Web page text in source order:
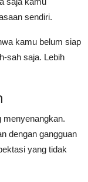
sendiri.
kamu belum siap
sah saja. Lebih
menyenangkan.
dengan gangguan
yang tidak